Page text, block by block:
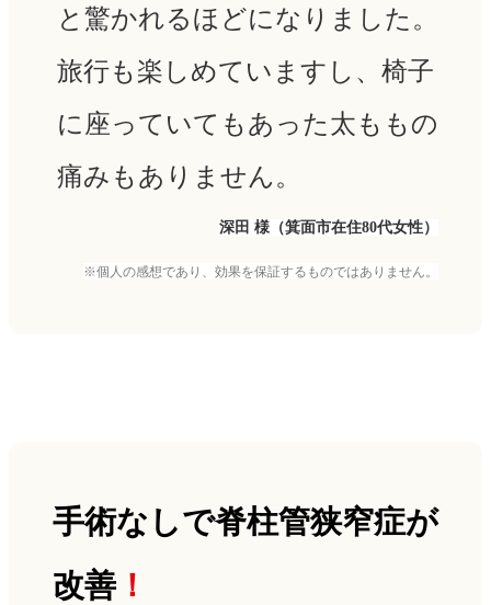
と驚かれるほどになりました。
旅行も楽しめていますし、椅子
に座っていてもあった太ももの
痛みもありません。
深田 様（箕面市在住80代女性）
※個人の感想であり、効果を保証するものではありません。
手術なしで脊柱管狭窄症が
改善 ！